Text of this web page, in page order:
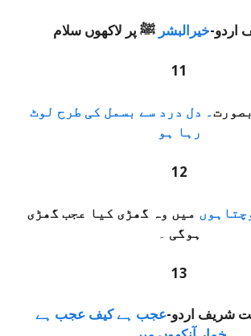
اردو-خیرالبشر ﷺ پر لاکھوں سلام
11
۔ دل درد سے بسمل کی طرح لوٹ
رہا ہو
12
میں وہ گھڑی کیا عجب گھڑی
ہوگی ۔
13
شریف اردو-عجب ہے کیف عجب ہے